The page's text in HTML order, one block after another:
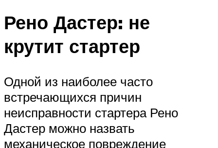
Рено Дастер: не
крутит стартер
Одной из наиболее часто
встречающихся причин
неисправности стартера Рено
Дастер можно назвать
механическое повреждение